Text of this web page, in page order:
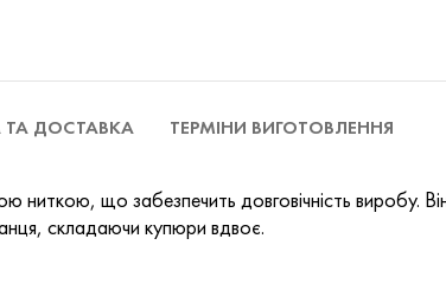
ТА ДОСТАВКА ТЕРМІНИ ВИГОТОВЛЕННЯ
ниткою, що забезпечить довговічність виробу.
складаючи купюри вдвоє.